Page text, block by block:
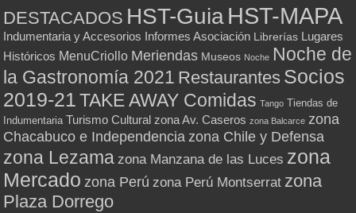
DESTACADOS HST-GuiaHST-MAPA
Indumentaria y Accesorios Informes Asociación Librerías Lugares
Históricos MenuCriollo Meriendas Museos Noche Noche de
la Gastronomía 2021 Restaurantes Socios
2019-21 TAKE AWAY Comidas Tango Tiendas de
Indumentaria Turismo Cultural zona Av. Caseros zona Balcarce zona
Chacabuco e Independencia zona Chile y Defensa
zona Lezama zona Manzana de las Luces zona
Mercado zona Perú zona Perú Montserrat zona
Plaza Dorrego